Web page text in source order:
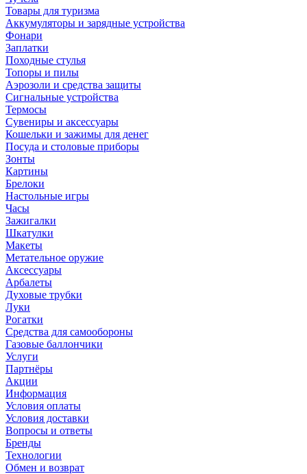
Товары для туризма
Аккумуляторы и зарядные устройства
Фонари
Заплатки
Походные стулья
Топоры и пилы
Аэрозоли и средства защиты
Сигнальные устройства
Термосы
Сувениры и аксессуары
Кошельки и зажимы для денег
Посуда и столовые приборы
Зонты
Картины
Брелоки
Настольные игры
Часы
Зажигалки
Шкатулки
Макеты
Метательное оружие
Аксессуары
Арбалеты
Духовые трубки
Луки
Рогатки
Средства для самообороны
Газовые баллончики
Услуги
Партнёры
Акции
Информация
Условия оплаты
Условия доставки
Вопросы и ответы
Бренды
Технологии
Обмен и возврат